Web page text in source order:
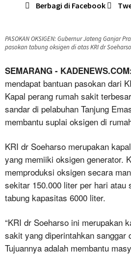
Berbagi di Facebook
PASOKAN OKSIGEN: Gubernur Jateng Ganjar
pasokan tabung oksigen di atas KRI dr
SEMARANG -
mendapat bantuan pasokan dari
Kapal perang rumah sakit
sandar di pelabuhan Tanjung
membantu suplai oksigen di
KRI dr Soeharso merupakan
yang memiiki oksigen generator.
memproduksi oksigen secara
sekitar 150.000 liter per hari atau
tabung kapasitas 6000 liter.
“KRI dr Soeharso ini merupakan
sakit yang diperintahkan sanggar
Tujuannya adalah membantu